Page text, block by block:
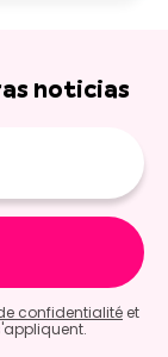
noticias
confidentialité et